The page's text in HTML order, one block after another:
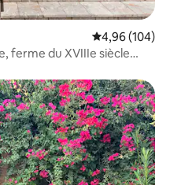
Évaluation
4,96 (104)
ferme du XVIIIe siècle